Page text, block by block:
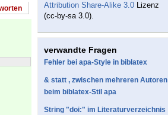
Attribution Share-Alike 3.0 Lizenz
(cc-by-sa 3.0).
verwandte Fragen
Fehler bei apa-Style in biblatex
& statt , zwischen mehreren Autoren
beim biblatex-Stil apa
String "doi:" im Literaturverzeichnis